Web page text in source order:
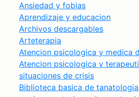
Ansiedad y fobias
Aprendizaje y educacion
Archivos descargables
Arteterapia
Atencion psicologica y medica
Atencion psicologica y
situaciones de crisis
Biblioteca basica de